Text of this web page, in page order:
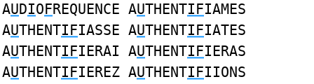
AUDIOFREQUENCE AUTHENTIFIAMES
AUTHENTIFIASSE AUTHENTIFIATES
AUTHENTIFIERAI AUTHENTIFIERAS
AUTHENTIFIEREZ AUTHENTIFIIONS